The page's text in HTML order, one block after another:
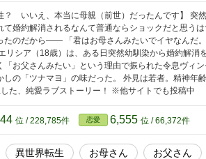
？ いいえ、本当に母親（前世）だったんです】 突
て婚約解消されるなんて普通ならショックだと思う
たのだから―― 「君はお母さんみたいでイヤなんだ。
リシア（18歳）は、ある日突然幼馴染から婚約解消
「お父さんみたい」という理由で振られた令息ヴィ
の「ツナマヨ」の味だった。 外見は若者。精神年齢
た、純愛ラブストーリー！ ※他サイトでも投稿中
位 / 228,785件 恋愛 6,555 位 / 66,372件
異世界転生 お母さん お父さん